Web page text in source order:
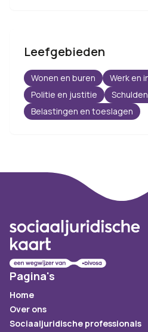
Leefgebieden
Wonen en buren
Werk en
Politie en justitie
Belastingen en toeslagen
Pagina's
Home
Over ons
Sociaaljuridische professionals